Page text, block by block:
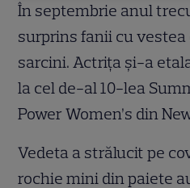
În septembrie anul
surprins fanii cu
sarcini. Actrița și-a
la cel de-al 10-lea
Power Women’s din
Vedeta a strălucit pe
rochie mini din paiete